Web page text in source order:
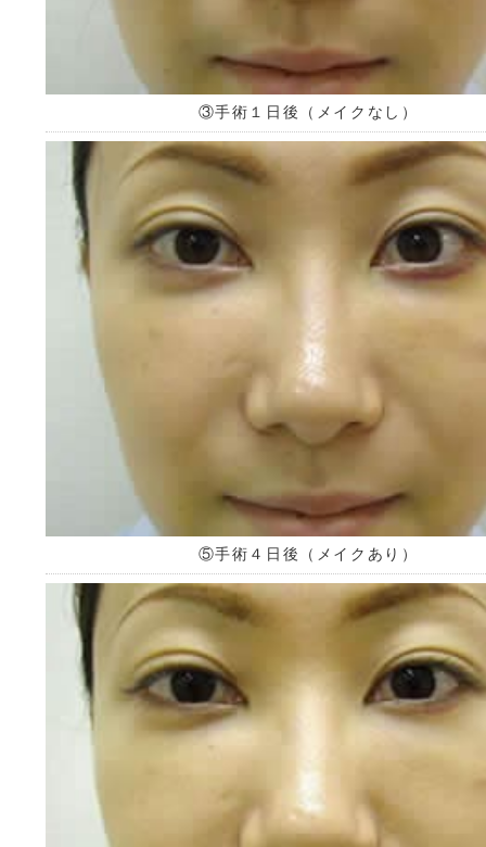
③手術１日後（メイクなし）
⑤手術４日後（メイクあり）